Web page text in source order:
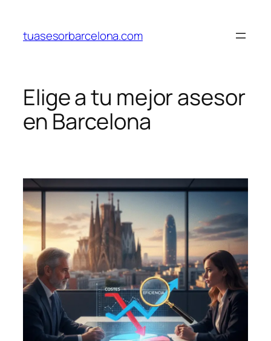
contenido
tuasesorbarcelona.com
Elige a tu mejor asesor
en Barcelona